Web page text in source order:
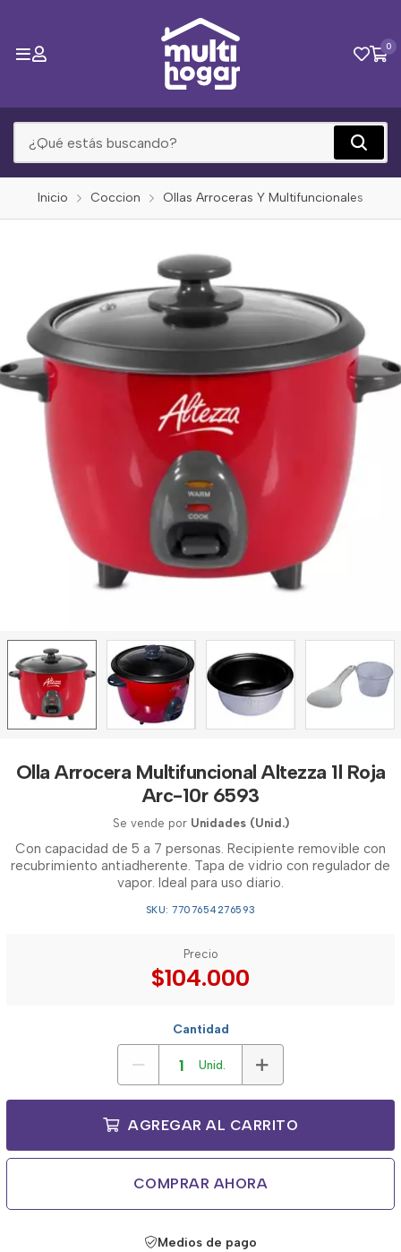
0
Inicio Coccion Ollas Arroceras Y Multifuncionales
Olla Arrocera Multifuncional Altezza 1l Roja
Arc-10r 6593
Se vende por Unidades (Unid.)
Con capacidad de 5 a 7 personas. Recipiente removible con
recubrimiento antiadherente. Tapa de vidrio con regulador de
vapor. Ideal para uso diario.
SKU: 7707654276593
Precio
$104.000
Cantidad
Unid.
AGREGAR AL CARRITO
COMPRAR AHORA
Medios de pago